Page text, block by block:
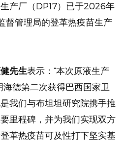
产厂（DP17）已于2026年
督管理局的登革热疫苗生产
先生表示：“本次原液生产
德第二次获得巴西国家卫
我们与布坦坦研究院携手推
里程碑，并为我们实现双方
革热疫苗可及性打下坚实基